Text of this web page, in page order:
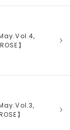
】
】